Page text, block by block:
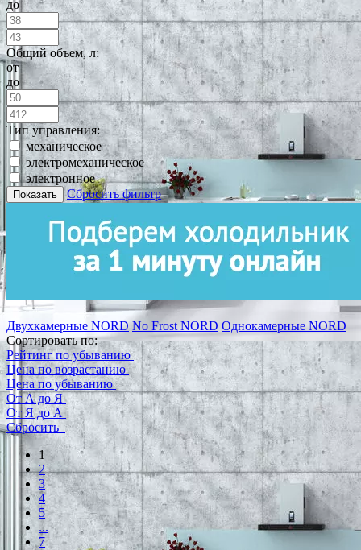
до
Общий объем, л:
от
до
Тип управления:
механическое
электромеханическое
электронное
Показать Сбросить фильтр
Двухкамерные NORD No Frost NORD Однокамерные NORD
Сортировать по:
Рейтинг по убыванию
Цена по возрастанию
Цена по убыванию
От А до Я
От Я до А
Сбросить
1
2
3
4
5
...
7